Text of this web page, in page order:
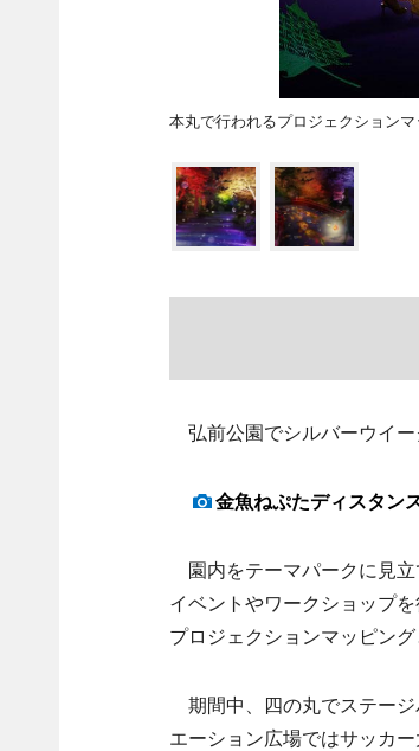
本丸で行われるプロジェクション
弘前公園でシルバーウイー
金魚ねぷたディスタン
園内をテーマパークに見
イベントやワークショップ
プロジェクションマッピング
期間中、四の丸でステージ
エーション広場ではサッカ